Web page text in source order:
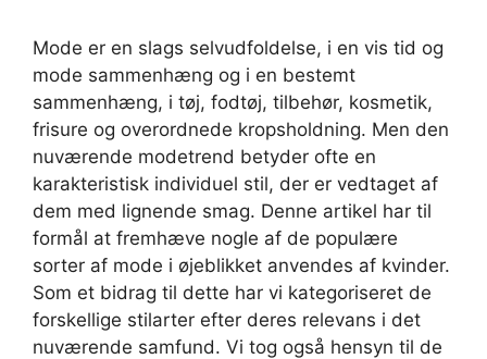
Mode er en slags selvudfoldelse, i en vis tid og
mode sammenhæng og i en bestemt
sammenhæng, i tøj, fodtøj, tilbehør, kosmetik,
frisure og overordnede kropsholdning. Men den
nuværende modetrend betyder ofte en
karakteristisk individuel stil, der er vedtaget af
dem med lignende smag. Denne artikel har til
formål at fremhæve nogle af de populære
sorter af mode i øjeblikket anvendes af kvinder.
Som et bidrag til dette har vi kategoriseret de
forskellige stilarter efter deres relevans i det
nuværende samfund. Vi tog også hensyn til de